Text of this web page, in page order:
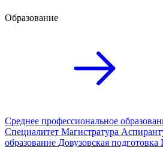
Образование
Среднее профессиональное
Специалитет Магистратура
образование Довузовская подготовка